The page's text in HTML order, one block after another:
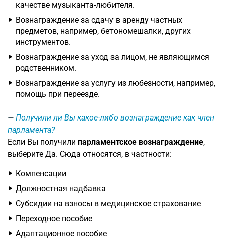
качестве музыканта-любителя.
Вознаграждение за сдачу в аренду частных
предметов, например, бетономешалки, других
инструментов.
Вознаграждение за уход за лицом, не являющимся
родственником.
Вознаграждение за услугу из любезности, например,
помощь при переезде.
Получили ли Вы какое-либо вознаграждение как член
парламента?
Если Вы получили парламентское вознаграждение,
выберите Да. Сюда относятся, в частности:
Компенсации
Должностная надбавка
Субсидии на взносы в медицинское страхование
Переходное пособие
Адаптационное пособие